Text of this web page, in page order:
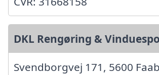
DKL Rengøring &
Svendborgvej 171, 5600